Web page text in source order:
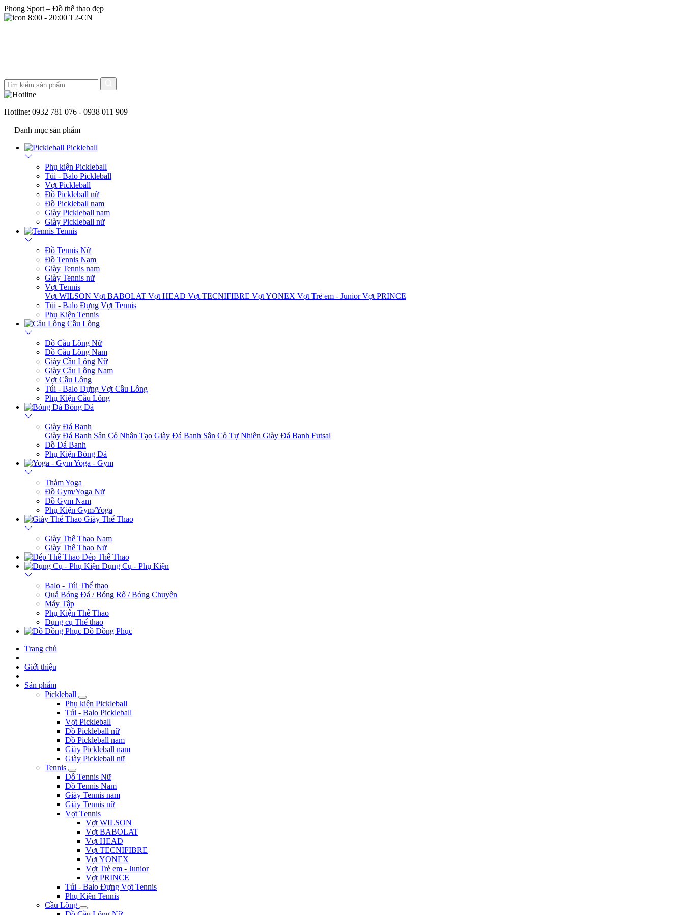
Phong Sport – Đồ thể thao đẹp
8:00 - 20:00 T2-CN
Hotline: 0932 781 076 - 0938 011 909
Danh mục sản phẩm
Pickleball
Phụ kiện Pickleball
Túi - Balo Pickleball
Vợt Pickleball
Đồ Pickleball nữ
Đồ Pickleball nam
Giày Pickleball nam
Giày Pickleball nữ
Tennis
Đồ Tennis Nữ
Đồ Tennis Nam
Giày Tennis nam
Giày Tennis nữ
Vợt Tennis
Vợt WILSON Vợt BABOLAT Vợt HEAD Vợt TECNIFIBRE Vợt YONEX Vợt Trẻ em - JuniorVợt PRINCE
Túi - Balo Đựng Vợt Tennis
Phụ Kiện Tennis
Cầu Lông
Đồ Cầu Lông Nữ
Đồ Cầu Lông Nam
Giày Cầu Lông Nữ
Giày Cầu Lông Nam
Vợt Cầu Lông
Túi - Balo Đựng Vợt Cầu Lông
Phụ Kiện Cầu Lông
Bóng Đá
Giày Đá Banh
Giày Đá Banh Sân Cỏ Nhân Tạo Giày Đá Banh Sân Cỏ Tự Nhiên Giày Đá Banh Futsal
Đồ Đá Banh
Phụ Kiện Bóng Đá
Yoga - Gym
Thảm Yoga
Đồ Gym/Yoga Nữ
Đồ Gym Nam
Phụ Kiện Gym/Yoga
Giày Thể Thao
Giày Thể Thao Nam
Giày Thể Thao Nữ
Dép Thể Thao
Dụng Cụ - Phụ Kiện
Balo - Túi Thể thao
Quả Bóng Đá / Bóng Rổ / Bóng Chuyền
Máy Tập
Phụ Kiện Thể Thao
Dụng cụ Thể thao
Đồ Đồng Phục
Trang chủ
Giới thiệu
Sản phẩm
Pickleball
Phụ kiện Pickleball
Túi - Balo Pickleball
Vợt Pickleball
Đồ Pickleball nữ
Đồ Pickleball nam
Giày Pickleball nam
Giày Pickleball nữ
Tennis
Đồ Tennis Nữ
Đồ Tennis Nam
Giày Tennis nam
Giày Tennis nữ
Vợt Tennis
Vợt WILSON
Vợt BABOLAT
Vợt HEAD
Vợt TECNIFIBRE
Vợt YONEX
Vợt Trẻ em - Junior
Vợt PRINCE
Túi - Balo Đựng Vợt Tennis
Phụ Kiện Tennis
Cầu Lông